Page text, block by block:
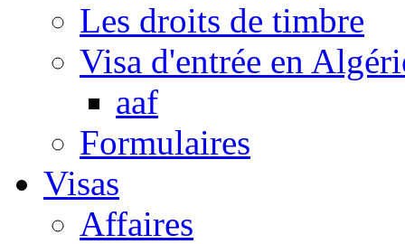
Les droits de timbre
Visa d'entrée en
aaf
Formulaires
Visas
Affaires